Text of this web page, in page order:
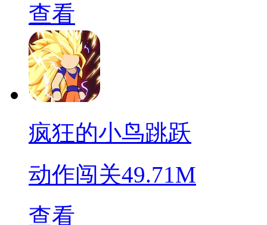
查看
疯狂的小鸟跳跃
动作闯关49.71M
查看